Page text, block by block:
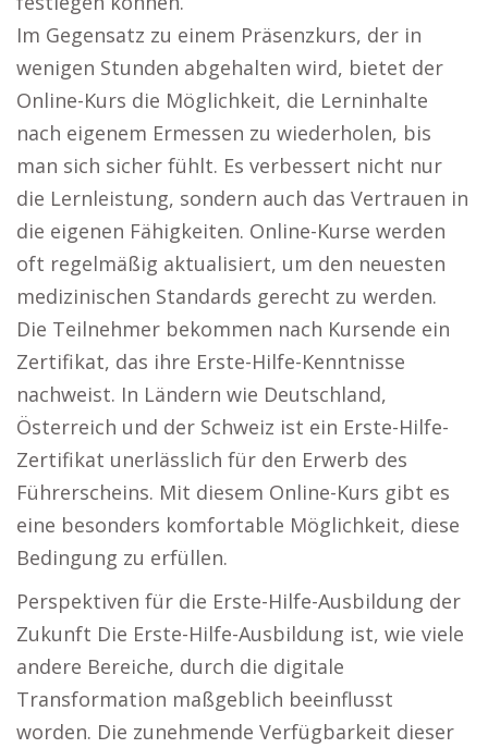
Im Gegensatz zu einem Präsenzkurs, der in
wenigen Stunden abgehalten wird, bietet der
Online-Kurs die Möglichkeit, die Lerninhalte
nach eigenem Ermessen zu wiederholen, bis
man sich sicher fühlt. Es verbessert nicht nur
die Lernleistung, sondern auch das Vertrauen in
die eigenen Fähigkeiten. Online-Kurse werden
oft regelmäßig aktualisiert, um den neuesten
medizinischen Standards gerecht zu werden.
Die Teilnehmer bekommen nach Kursende ein
Zertifikat, das ihre Erste-Hilfe-Kenntnisse
nachweist. In Ländern wie Deutschland,
Österreich und der Schweiz ist ein Erste-Hilfe-
Zertifikat unerlässlich für den Erwerb des
Führerscheins. Mit diesem Online-Kurs gibt es
eine besonders komfortable Möglichkeit, diese
Bedingung zu erfüllen.
Perspektiven für die Erste-Hilfe-Ausbildung der
Zukunft Die Erste-Hilfe-Ausbildung ist, wie viele
andere Bereiche, durch die digitale
Transformation maßgeblich beeinflusst
worden. Die zunehmende Verfügbarkeit dieser